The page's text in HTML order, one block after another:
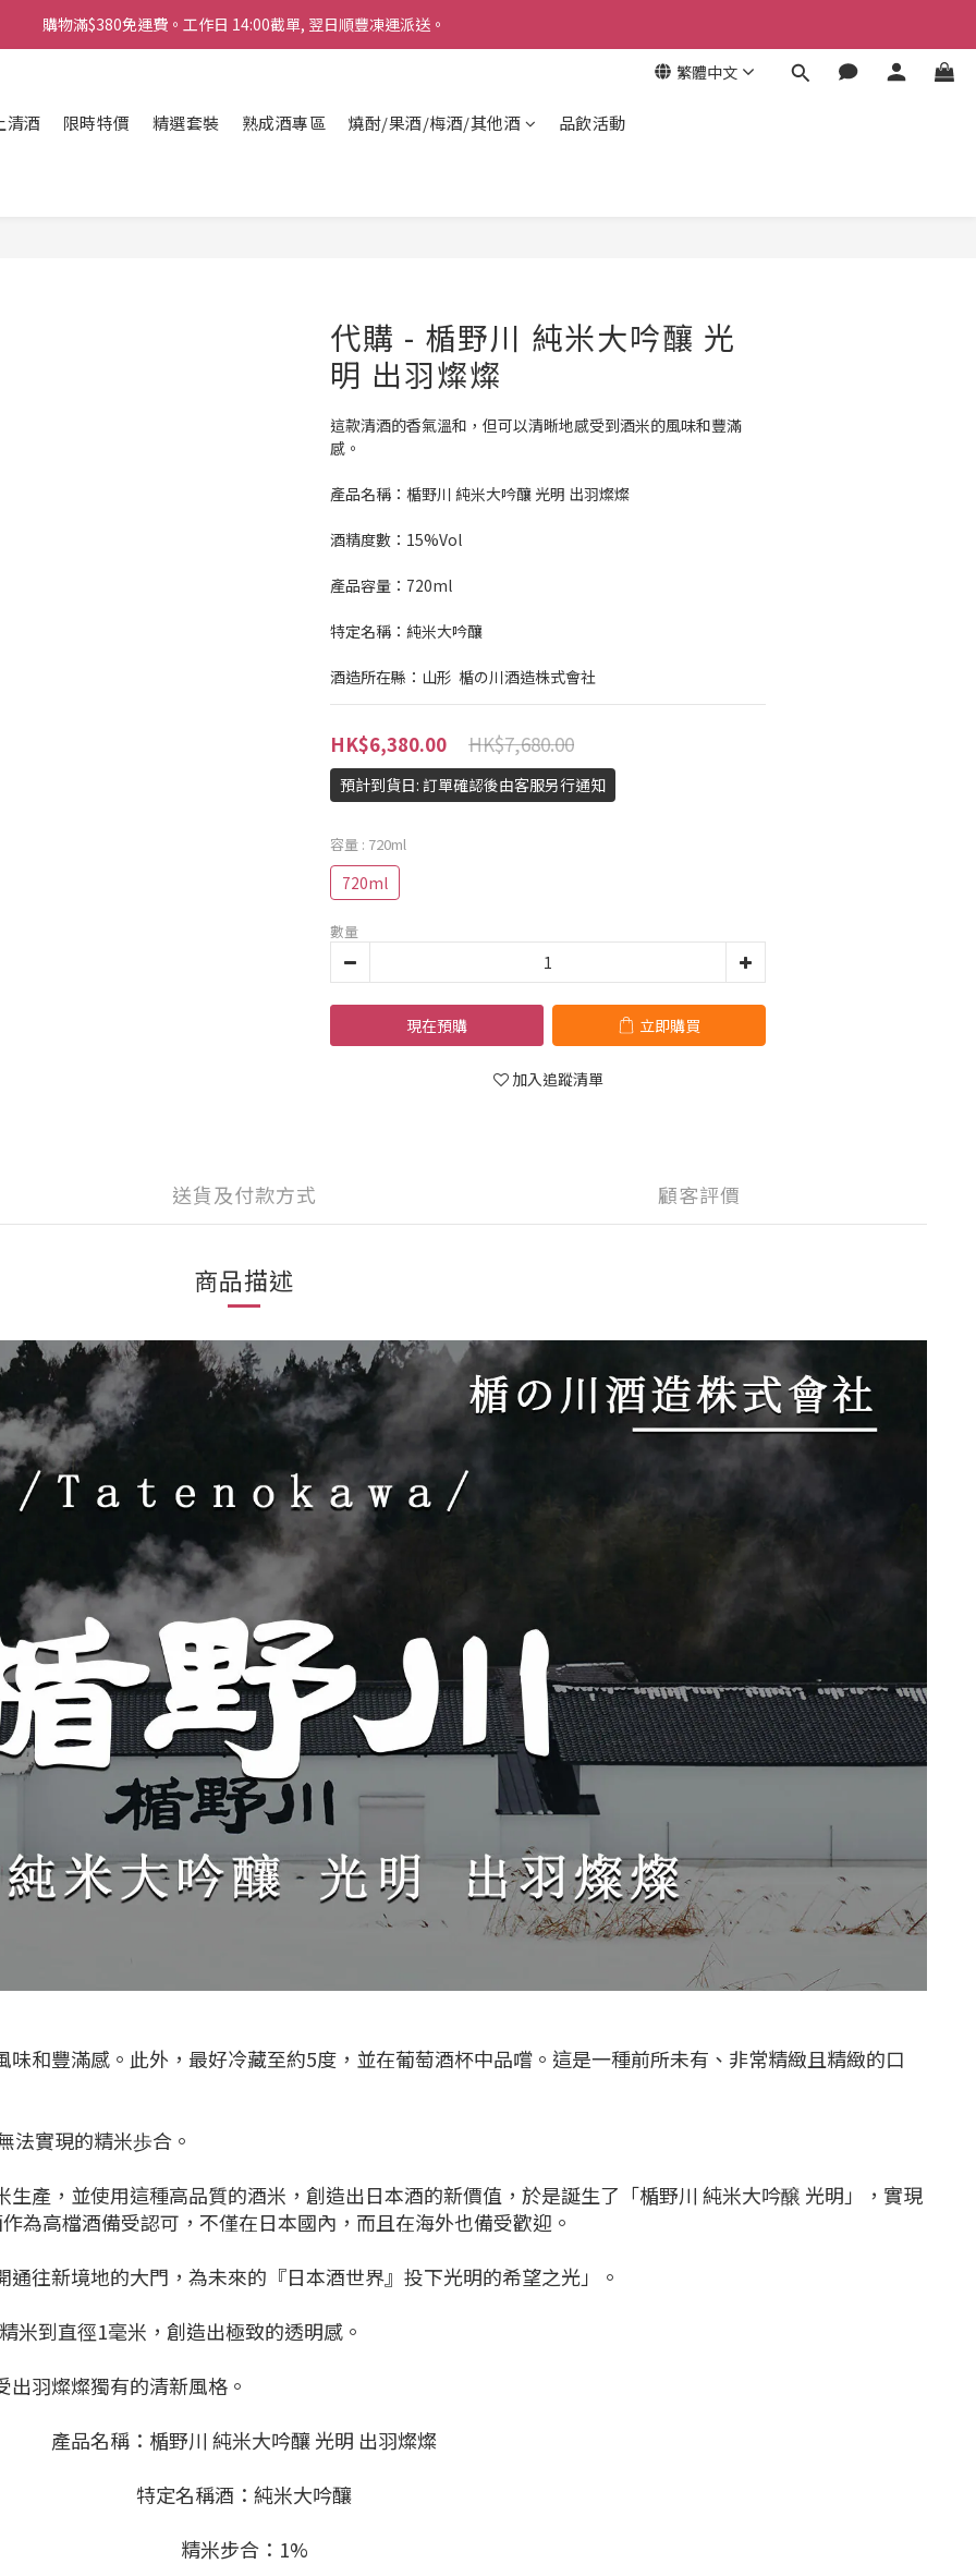
購物滿$380免運費。工作日 14:00截單, 翌日順豐凍運派送。
「720ml 清酒自由配 (Mix & Match)」$698 任選 4 支
購物滿$380免運費。工作日 14:00截單, 翌日順豐凍運派送。
繁體中文
清酒 限時特價 精選套裝 熟成酒專區 燒酎/果酒/梅酒/其他酒 品飲活動
代購 - 楯野川 純米大吟釀 光
明 出羽燦燦
這款清酒的香氣溫和，但可以清晰地感受到酒米的風味和豐滿
感。
產品名稱：楯野川 純米大吟釀 光明 出羽燦燦
酒精度數：15%Vol
產品容量：720ml
特定名稱：純米大吟釀
酒造所在縣：山形  楯の川酒造株式會社
HK$7,680.00
HK$6,380.00
預計到貨日: 訂單確認後由客服另行通知
容量 : 720ml
720ml
數量
現在預購 立即購買
加入追蹤清單
送貨及付款方式 顧客評價
商品描述
和豐滿感。此外，最好冷藏至約5度，並在葡萄酒杯中品嚐。這是一種前所未有、非常精緻且精緻的口
法實現的精米歩合。
產，並使用這種高品質的酒米，創造出日本酒的新價值，於是誕生了「楯野川 純米大吟醸 光明」，實現
為高檔酒備受認可，不僅在日本國內，而且在海外也備受歡迎。
往新境地的大門，為未來的『日本酒世界』投下光明的希望之光」。
米到直徑1毫米，創造出極致的透明感。
羽燦燦獨有的清新風格。
產品名稱：楯野川 純米大吟釀 光明 出羽燦燦
特定名稱酒：純米大吟釀
精米步合：1%